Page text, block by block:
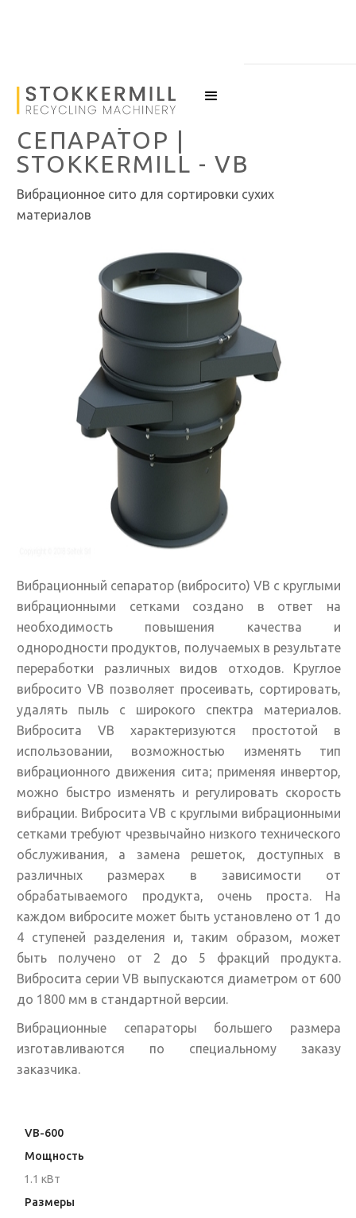
ВИБРАЦИОННЫЙ
СЕПАРАТОР |
STOKKERMILL - VB
Bибрационное сито для сортировки сухих
материалов
Вибрационный сепаратор (вибросито) VB с круглыми
вибрационными сетками создано в ответ на
необходимость повышения качества и
однородности продуктов, получаемых в результате
переработки различных видов отходов. Круглое
вибросито VB позволяет просеивать, сортировать,
удалять пыль с широкого спектра материалов.
Вибросита VB характеризуются простотой в
использовании, возможностью изменять тип
вибрационного движения сита; применяя инвертор,
можно быстро изменять и регулировать скорость
вибрации. Вибросита VB с круглыми вибрационными
сетками требуют чрезвычайно низкого технического
обслуживания, а замена решеток, доступных в
различных размерах в зависимости от
обрабатываемого продукта, очень проста. На
каждом вибросите может быть установлено от 1 до
4 ступеней разделения и, таким образом, может
быть получено от 2 до 5 фракций продукта.
Вибросита серии VB выпускаются диаметром от 600
до 1800 мм в стандартной версии.
Вибрационные сепараторы большего размера
изготавливаются по специальному заказу
заказчика.
VB-600
Мощность
1.1 кВт
Размеры